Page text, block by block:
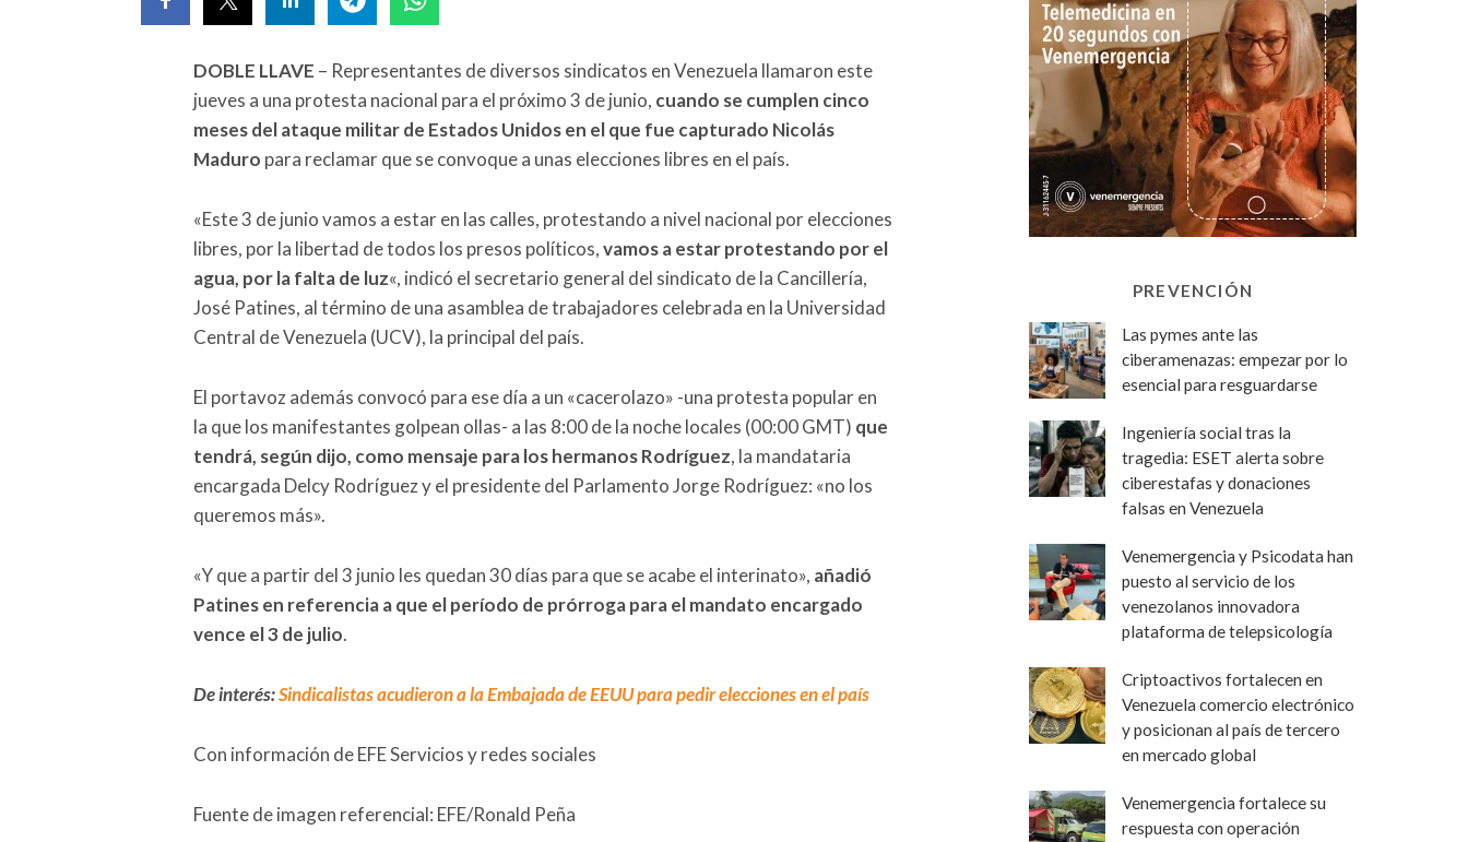
DOBLE LLAVE – Representantes de diversos sindicatos en Venezuela llamaron este
jueves a una protesta nacional para el próximo 3 de junio, cuando se cumplen cinco
meses del ataque militar de Estados Unidos en el que fue capturado Nicolás
Maduro para reclamar que se convoque a unas elecciones libres en el país.
«Este 3 de junio vamos a estar en las calles, protestando a nivel nacional por elecciones
libres, por la libertad de todos los presos políticos,vamos a estar protestando por el
agua, por la falta de luz«, indicó el secretario general del sindicato de la Cancillería,
José Patines, al término de una asamblea de trabajadores celebrada en la Universidad
Central de Venezuela (UCV), la principal del país.
El portavoz además convocó para ese día a un «cacerolazo» -una protesta popular en
la que los manifestantes golpean ollas- a las 8:00 de la noche locales (00:00 GMT) que
tendrá, según dijo, como mensaje para los hermanos Rodríguez, la mandataria
encargada Delcy Rodríguez y el presidente del Parlamento Jorge Rodríguez: «no los
queremos más».
«Y que a partir del 3 junio les quedan 30 días para que se acabe el interinato», añadió
Patines en referencia a que el período de prórroga para el mandato encargado
vence el 3 de julio.
De interés:Sindicalistas acudieron a la Embajada de EEUU para pedir elecciones en el país
Con información de EFE Servicios y redes sociales
Fuente de imagen referencial: EFE/Ronald Peña
PREVENCIÓN
Las pymes ante las
ciberamenazas: empezar por lo
esencial para resguardarse
Ingeniería social tras la
tragedia: ESET alerta sobre
ciberestafas y donaciones
falsas en Venezuela
Venemergencia y Psicodata han
puesto al servicio de los
venezolanos innovadora
plataforma de telepsicología
Criptoactivos fortalecen en
Venezuela comercio electrónico
y posicionan al país de tercero
en mercado global
Venemergencia fortalece su
respuesta con operación